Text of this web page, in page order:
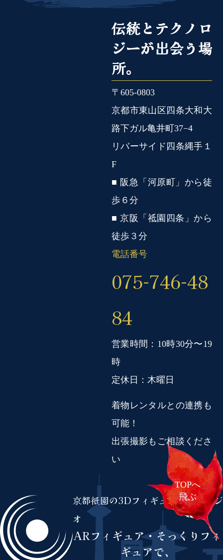
伝統とテクノロ
ジーが出会う場
所。
〒605-0803
京都市東山区四条大和大
路下ガル亀井町37−4
リバーサイド四条縄手１
F
■ 阪急「河原町」から徒
歩６分
■ 京阪「祗園四条」から
徒歩３分
電話番号
075-746-48
84
営業時間：10時30分〜19
時
定休日：木曜日
着物レンタルとの連携も
可能！
出張撮影もご相談くださ
い
TOPへ
飛ぶ
京都祇園の3Dフィギュア撮影スタジ
オ
ARフィギュア・そっくりフィ
ギュアで、